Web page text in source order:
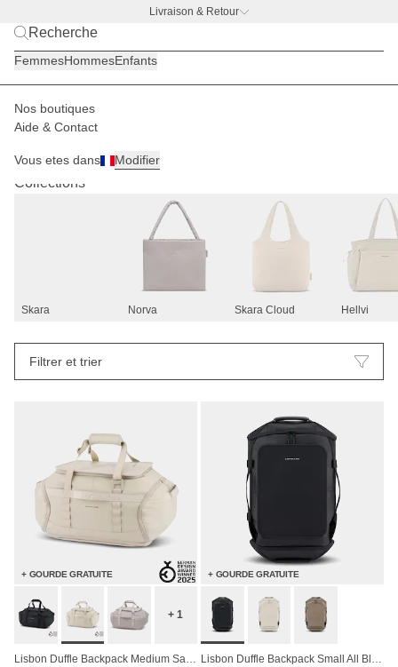
Livraison & Retour
BACK TO WORK —
FemmesHommesEnfants
Nos boutiques
Aide & Contact
Vous etes dans Modifier
Bagages
Collections
Skara Norva Skara Cloud Hellvi
Filtrer et trier
+ GOURDE GRATUITE
+ 1
+ GOURDE GRATUITE